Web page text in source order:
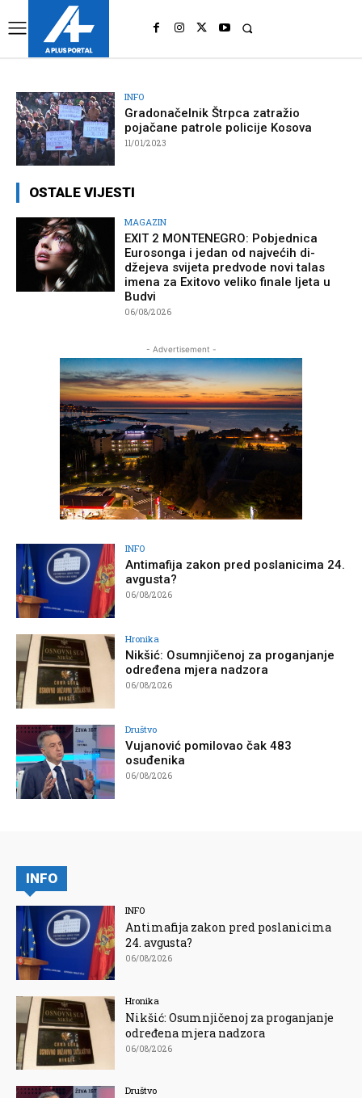
INFO
Gradonačelnik Štrpca zatražio
pojačane patrole policije Kosova
11/01/2023
OSTALE VIJESTI
MAGAZIN
EXIT 2 MONTENEGRO: Pobjednica
Eurosonga i jedan od najvećih di-
džejeva svijeta predvode novi talas
imena za Exitovo veliko finale ljeta u
Budvi
06/08/2026
- Advertisement -
INFO
Antimafija zakon pred poslanicima 24.
avgusta?
06/08/2026
Hronika
Nikšić: Osumnjičenoj za proganjanje
određena mjera nadzora
06/08/2026
Društvo
Vujanović pomilovao čak 483
osuđenika
06/08/2026
INFO
INFO
Antimafija zakon pred poslanicima
24. avgusta?
06/08/2026
Hronika
Nikšić: Osumnjičenoj za proganjanje
određena mjera nadzora
06/08/2026
Društvo